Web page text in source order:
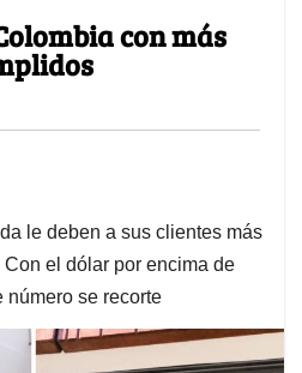
con más
le deben a sus clientes más
el dólar por encima de
número se recorte